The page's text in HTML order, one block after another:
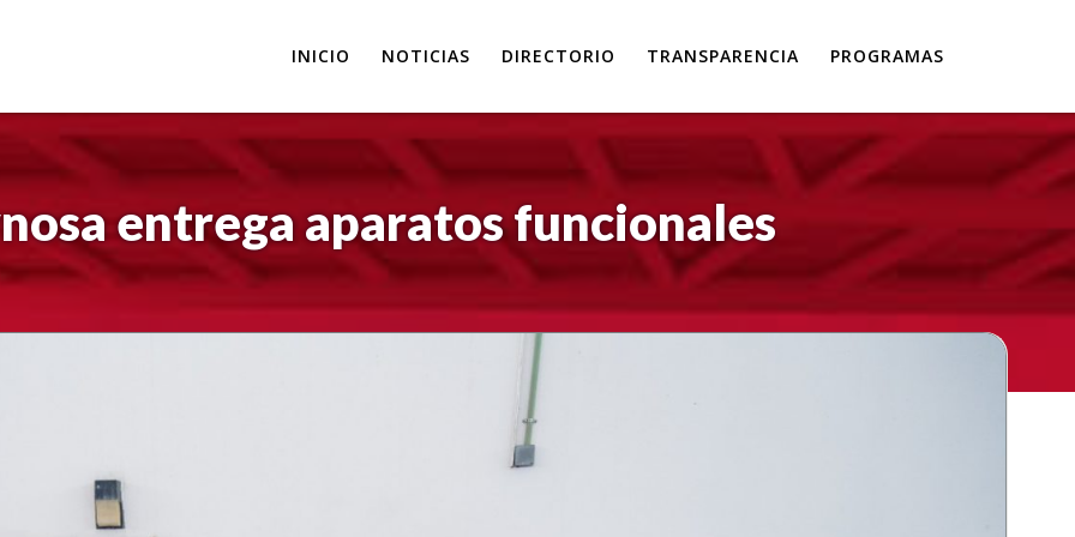
INICIO NOTICIAS DIRECTORIO TRANSPARENCIA PROGRAMAS
entrega aparatos funcionales